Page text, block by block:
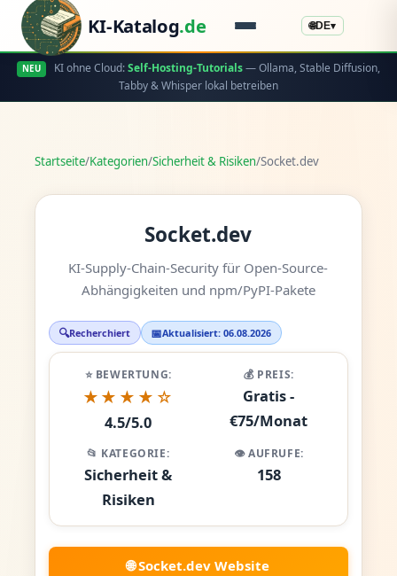
KI-Katalog.de 🌐DE▾
NEU KI ohne Cloud:Self-Hosting-Tutorials— Ollama, Stable Diffusion,
Tabby & Whisper lokal betreiben
Startseite/Kategorien/Sicherheit & Risiken/Socket.dev
Socket.dev
KI-Supply-Chain-Security für Open-Source-
Abhängigkeiten und npm/PyPI-Pakete
🔍Recherchiert 📅Aktualisiert: 06.08.2026
⭐ BEWERTUNG:
★★★★☆
4.5/5.0
💰 PREIS:
Gratis -
€75/Monat
📂 KATEGORIE:
Sicherheit &
Risiken
👁️ AUFRUFE:
158
🌐 Socket.dev Website